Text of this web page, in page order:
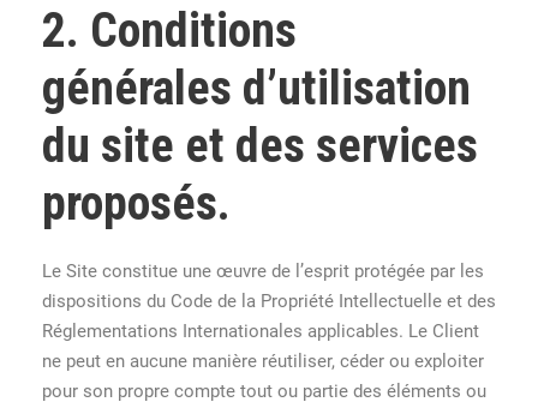
2. Conditions
générales d’utilisation
du site et des services
proposés.
Le Site constitue une œuvre de l’esprit protégée par les
dispositions du Code de la Propriété Intellectuelle et des
Réglementations Internationales applicables. Le Client
ne peut en aucune manière réutiliser, céder ou exploiter
pour son propre compte tout ou partie des éléments ou